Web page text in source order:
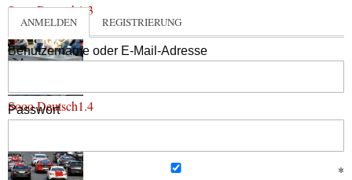
Sooo Deutsch1.3
Sooo Deutsch1.4
ANMELDEN REGISTRIERUNG
Benutzername oder E-Mail-Adresse
Passwort